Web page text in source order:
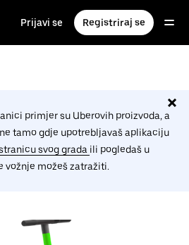
Prijavi se Registriraj se
primjer su Uberovih proizvoda, a
tamo gdje upotrebljavaš aplikaciju
svog grada ili pogledaš u
vožnje možeš zatražiti.